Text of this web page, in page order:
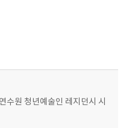
수원 청년예술인 레지던시 시